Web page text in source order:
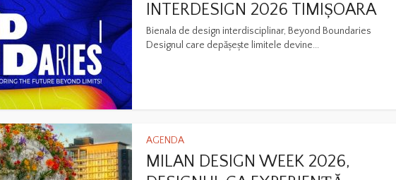
INTERDESIGN 2026 TIMIȘOARA
Bienala de design interdisciplinar, Beyond Boundaries
Designul care depășește limitele devine...
AGENDA
MILAN DESIGN WEEK 2026,